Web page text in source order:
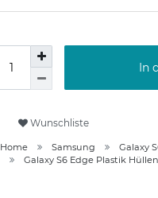
In
Wunschliste
Home Samsung
Galaxy
Galaxy S6 Edge Plastik Hüllen